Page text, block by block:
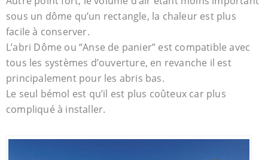
sous un dôme qu’un rectangle, la chaleur est plus
facile à conserver.
L’abri Dôme ou “Anse de panier” est compatible avec
tous les systèmes d’ouverture, en revanche il est
principalement pour les abris bas.
Le seul bémol est qu’il est plus coûteux car plus
compliqué à installer.